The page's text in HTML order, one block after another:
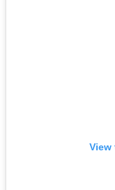
View